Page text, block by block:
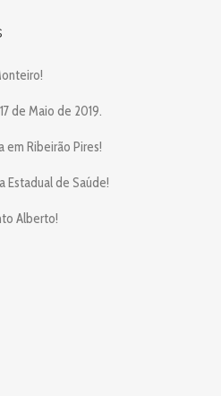
de Maio de 2019.
em Ribeirão Pires!
Estadual de Saúde!
Alberto!